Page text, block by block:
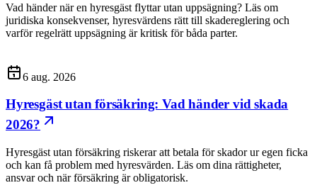
Vad händer när en hyresgäst flyttar utan uppsägning? Läs om
juridiska konsekvenser, hyresvärdens rätt till skadereglering och
varför regelrätt uppsägning är kritisk för båda parter.
6 aug. 2026
Hyresgäst utan försäkring: Vad händer vid skada
2026?
Hyresgäst utan försäkring riskerar att betala för skador ur egen ficka
och kan få problem med hyresvärden. Läs om dina rättigheter,
ansvar och när försäkring är obligatorisk.